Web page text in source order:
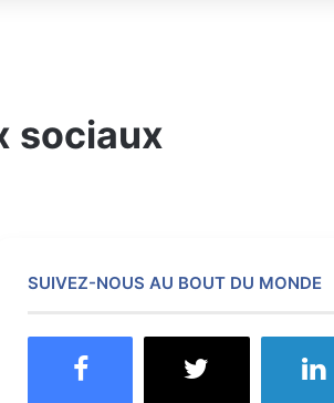
sociaux
SUIVEZ-NOUS AU BOUT DU MONDE